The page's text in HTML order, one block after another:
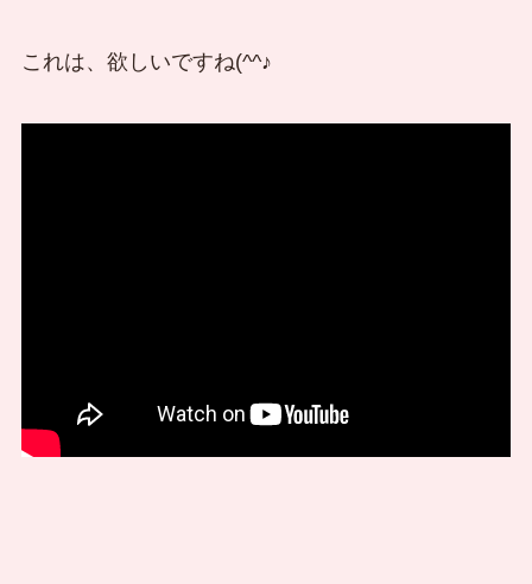
これは、欲しいですね(^^♪